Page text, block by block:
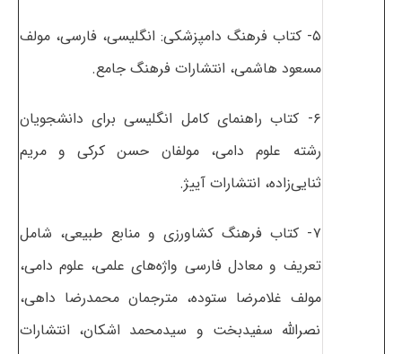
۵- کتاب فرهنگ دامپزشکی: انگلیسی، فارسی، مولف
مسعود هاشمی، انتشارات فرهنگ جامع.
۶- کتاب راهنمای کامل انگلیسی برای دانشجویان
رشته علوم دامی، مولفان حسن کرکی و مریم
ثنایی‌زاده، انتشارات آییژ.
۷- کتاب فرهنگ کشاورزی و منابع طبیعی، شامل
تعریف و معادل فارسی واژه‌های علمی، علوم دامی،
مولف غلامرضا ستوده، مترجمان محمدرضا داهی،
نصرالله سفیدبخت و سیدمحمد اشکان، انتشارات